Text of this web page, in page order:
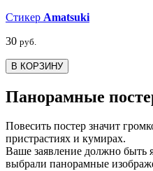
Стикер Amatsuki
30 руб.
В КОРЗИНУ
Панорамные
Повесить постер значит
пристрастиях и кумирах.
Ваше заявление должно быть
выбрали панорамные